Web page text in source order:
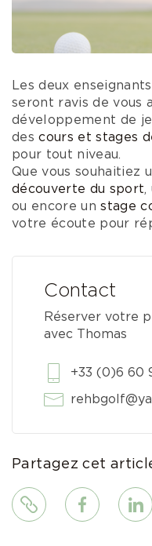
Les deux
seront ravis de vous
développement de
descours et stages
pour tout niveau.
Que vous souhaitiez
découverte du sport,
ou encore unstage
votre écoute pour
Contact
Réserver votre
avec Thomas
+33 (0)6 60
Partagez cet
Lien Facebook